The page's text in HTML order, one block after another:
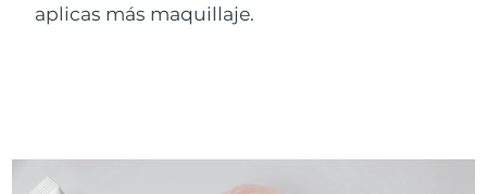
aplicas más maquillaje.